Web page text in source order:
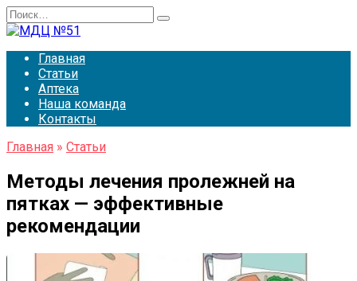
Перейти
к
Search
for:
Главная
Статьи
Аптека
Наша команда
Контакты
Главная » Статьи
Методы лечения пролежней на
пятках — эффективные
рекомендации